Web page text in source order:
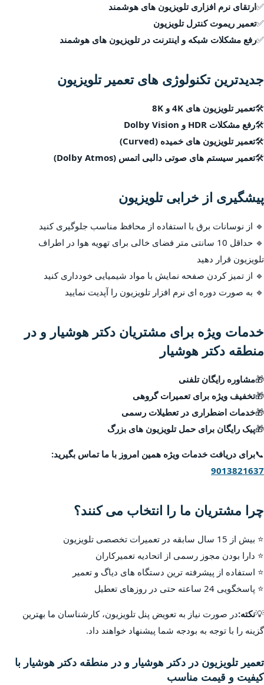
✅ارتقای نرم افزاری تلویزیون های هوشمند
✅تعمیر ریموت کنترل تلویزیون
✅رفع مشکلات شبکه و اینترنت در تلویزیون های هوشمند
جدیدترین تکنولوژی های تعمیر تلویزیون
🛠تعمیر تلویزیون های 4K و 8K
🛠رفع مشکلات HDR و Dolby Vision
🛠تعمیر تلویزیون های خمیده (Curved)
🛠تعمیر سیستم های صوتی دالبی اتمس (Dolby Atmos)
پیشگیری از خرابی تلویزیون
🔹 از نوسانات برق با استفاده از محافظ مناسب جلوگیری کنید
🔹 حداقل 10 سانتی متر فضای خالی برای تهویه هوا در اطراف
تلویزیون قرار دهید
🔹 از تمیز کردن صفحه نمایش با مواد شیمیایی خودداری کنید
🔹 به صورت دوره ای نرم افزار تلویزیون را آپدیت نمایید
خدمات ویژه برای مشتریان دکتر هوشیار و در
منطقه دکتر هوشیار
🎁مشاوره رایگان تلفنی
🎁تخفیف ویژه برای تعمیرات گروهی
🎁خدمات اضطراری در تعطیلات رسمی
🎁پیک رایگان برای حمل تلویزیون های بزرگ
📞برای دریافت خدمات ویژه همین امروز با ما تماس بگیرید:
9013821637
چرا مشتریان ما را انتخاب می کنند؟
⭐ بیش از 15 سال سابقه در تعمیرات تخصصی تلویزیون
⭐ دارا بودن مجوز رسمی از اتحادیه تعمیرکاران
⭐ استفاده از پیشرفته ترین دستگاه های دیاگ و تعمیر
⭐ پاسخگویی 24 ساعته حتی در روزهای تعطیل
💡نکته:در صورت نیاز به تعویض پنل تلویزیون، کارشناسان ما بهترین
گزینه را با توجه به بودجه شما پیشنهاد خواهند داد.
تعمیر تلویزیون در دکتر هوشیار و در منطقه دکتر هوشیار با
کیفیت و قیمت مناسب